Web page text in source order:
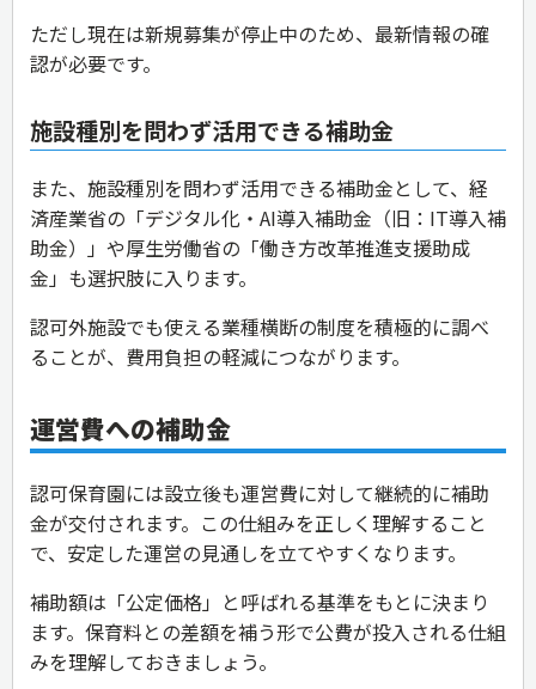
ただし現在は新規募集が停止中のため、最新情報の確
認が必要です。
施設種別を問わず活用できる補助金
また、施設種別を問わず活用できる補助金として、経
済産業省の「デジタル化・AI導入補助金（旧：IT導入補
助金）」や厚生労働省の「働き方改革推進支援助成
金」も選択肢に入ります。
認可外施設でも使える業種横断の制度を積極的に調べ
ることが、費用負担の軽減につながります。
運営費への補助金
認可保育園には設立後も運営費に対して継続的に補助
金が交付されます。この仕組みを正しく理解すること
で、安定した運営の見通しを立てやすくなります。
補助額は「公定価格」と呼ばれる基準をもとに決まり
ます。保育料との差額を補う形で公費が投入される仕組
みを理解しておきましょう。